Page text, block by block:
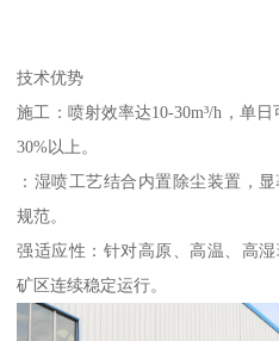
技术优势
施工：喷射效率达10-30m³/h，单
30%以上。
：湿喷工艺结合内置除尘装置，
规范。
强适应性：针对高原、高温、高
矿区连续稳定运行。